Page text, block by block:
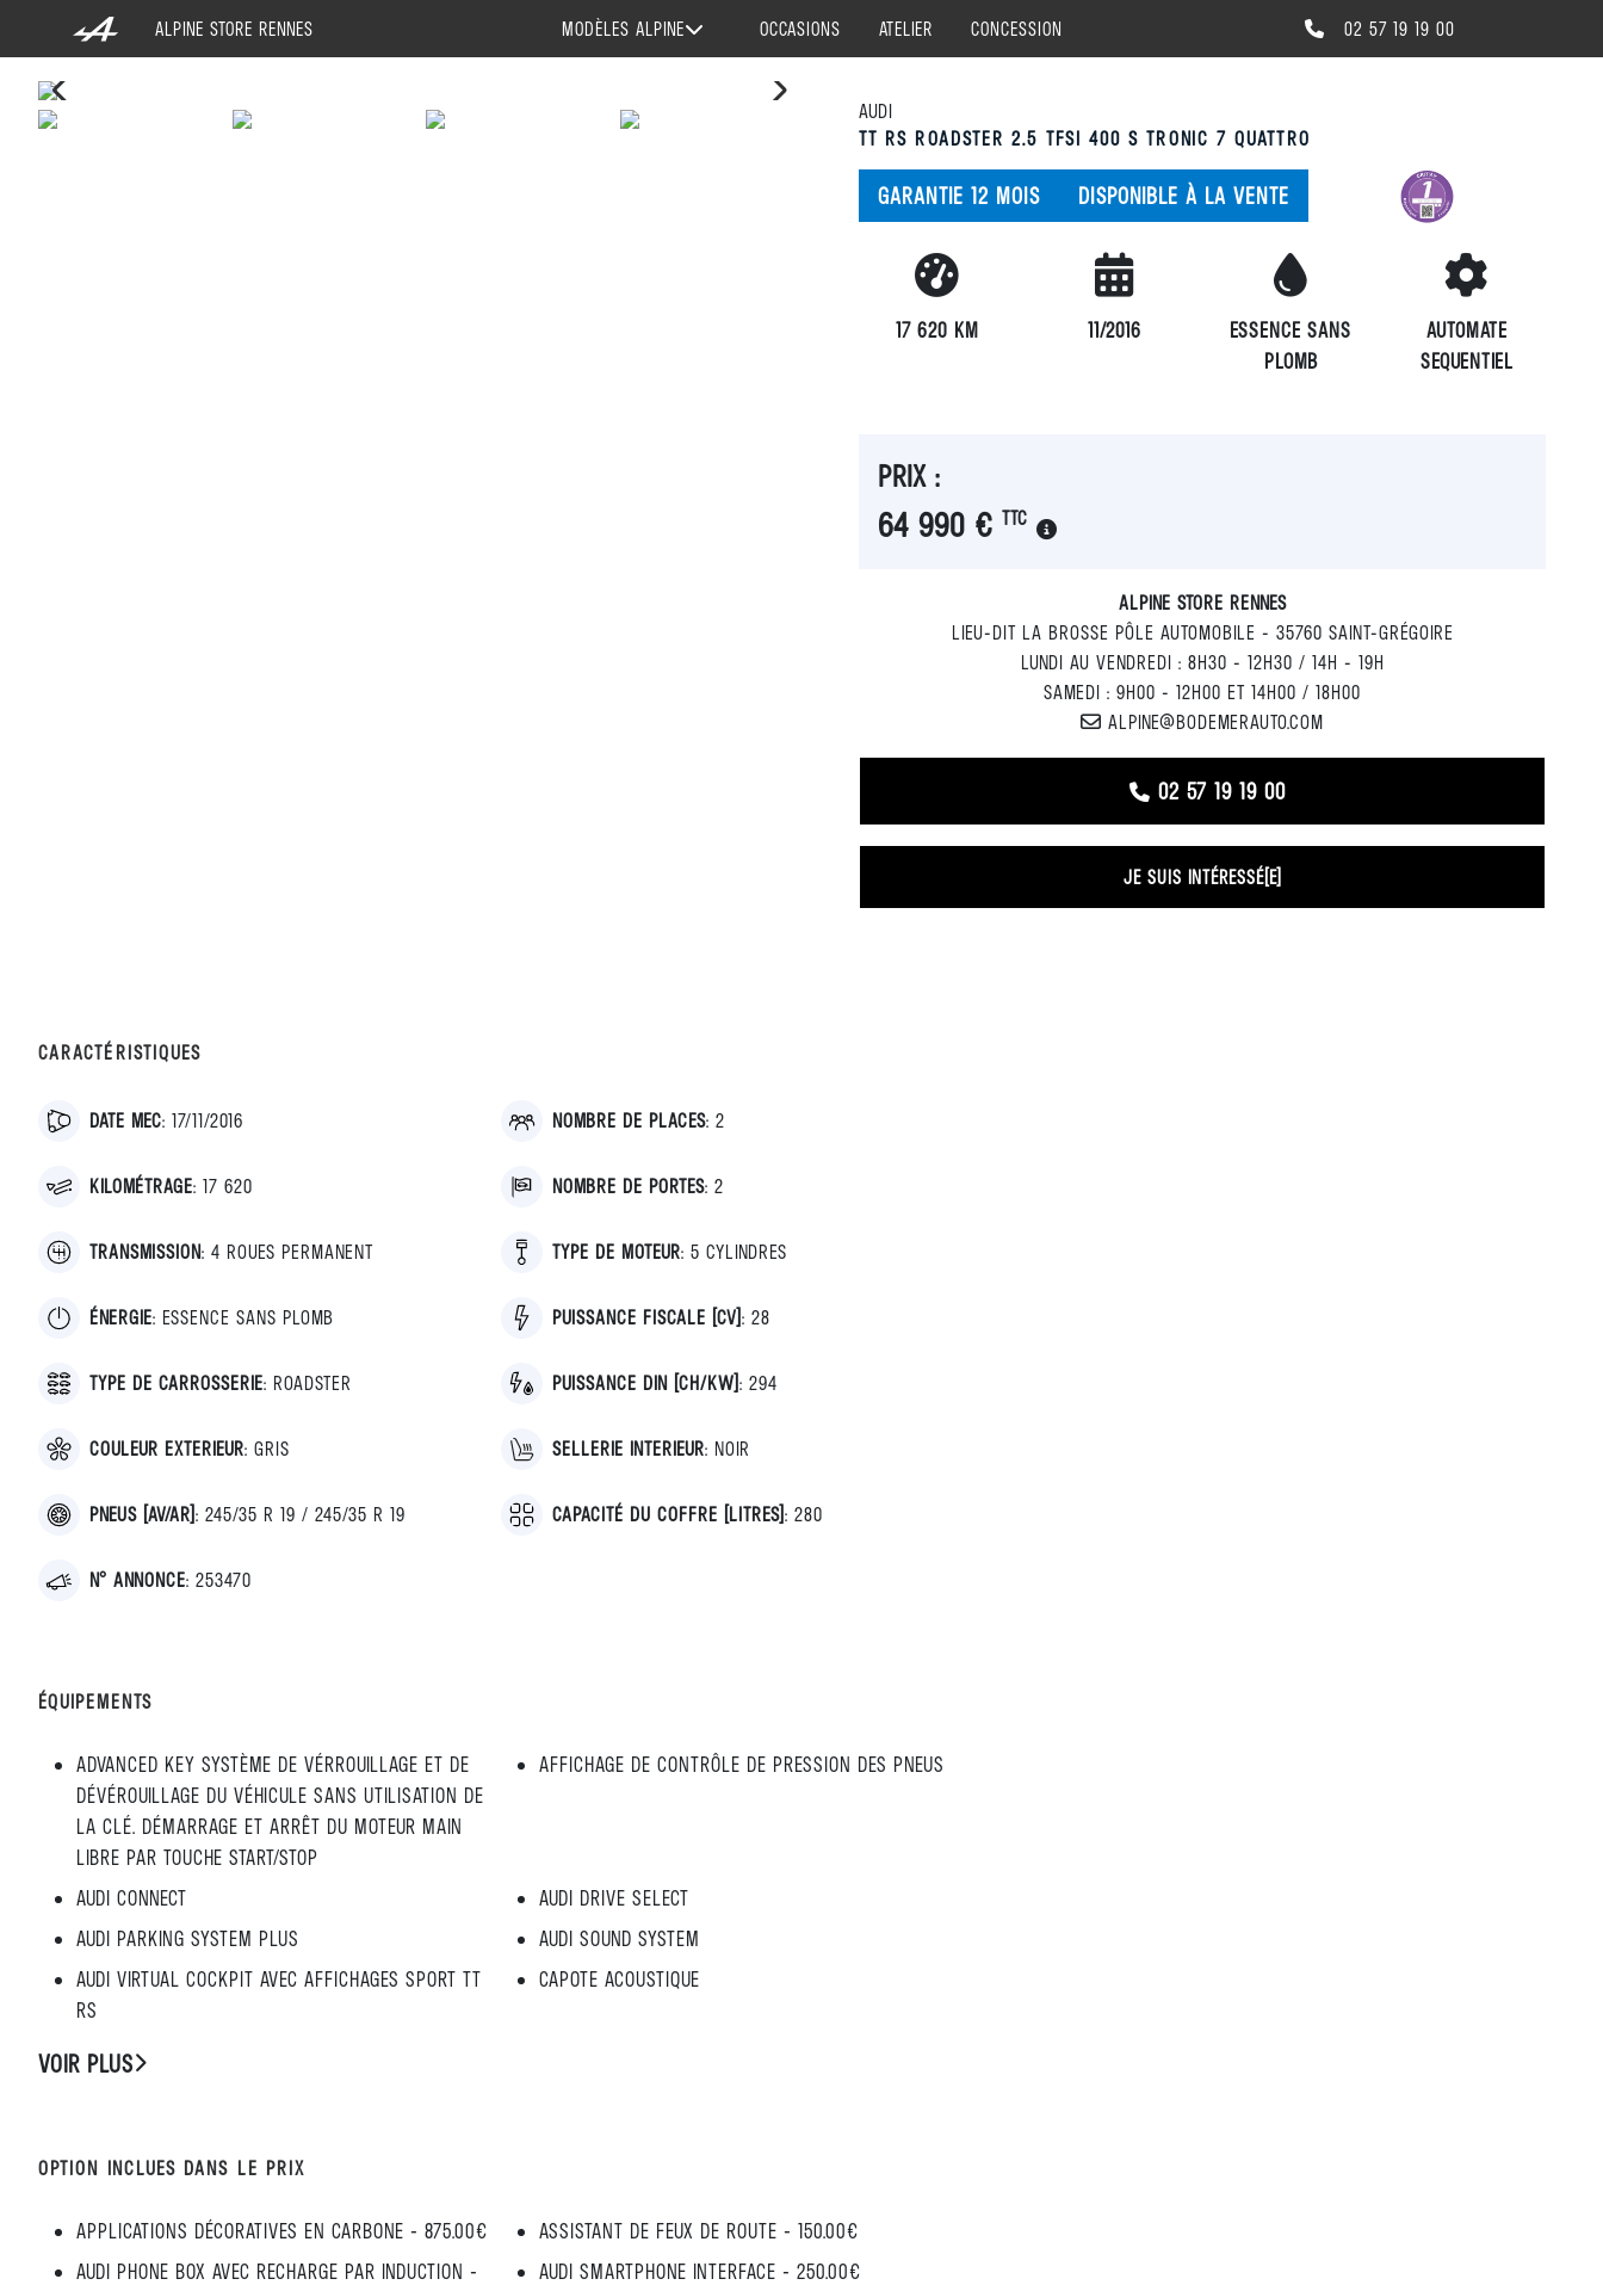
ALPINE STORE RENNES MODÈLES ALPINE OCCASIONS ATELIER CONCESSION 02 57 19 19 00
AUDI
TT RS ROADSTER 2.5 TFSI 400 S TRONIC 7 QUATTRO
GARANTIE 12 MOIS DISPONIBLE À LA VENTE
17 620 KM 11/2016
ESSENCE SANS
PLOMB
AUTOMATE
SEQUENTIEL
PRIX :
64 990 € TTC
ALPINE STORE RENNES
LIEU-DIT LA BROSSE PÔLE AUTOMOBILE - 35760 SAINT-GRÉGOIRE
LUNDI AU VENDREDI : 8H30 - 12H30 / 14H - 19H
SAMEDI : 9H00 - 12H00 ET 14H00 / 18H00
ALPINE@BODEMERAUTO.COM
02 57 19 19 00
JE SUIS INTÉRESSÉ(E)
CARACTÉRISTIQUES
DATE MEC: 17/11/2016 NOMBRE DE PLACES: 2
KILOMÉTRAGE: 17 620 NOMBRE DE PORTES: 2
TRANSMISSION: 4 ROUES PERMANENT TYPE DE MOTEUR: 5 CYLINDRES
ÉNERGIE: ESSENCE SANS PLOMB PUISSANCE FISCALE [CV]: 28
TYPE DE CARROSSERIE: ROADSTER PUISSANCE DIN [CH/KW]: 294
COULEUR EXTERIEUR: GRIS SELLERIE INTERIEUR: NOIR
PNEUS [AV/AR]: 245/35 R 19 / 245/35 R 19 CAPACITÉ DU COFFRE [LITRES]: 280
N° ANNONCE: 253470
ÉQUIPEMENTS
ADVANCED KEY SYSTÈME DE VÉRROUILLAGE ET DE
DÉVÉROUILLAGE DU VÉHICULE SANS UTILISATION DE
LA CLÉ. DÉMARRAGE ET ARRÊT DU MOTEUR MAIN
LIBRE PAR TOUCHE START/STOP
AFFICHAGE DE CONTRÔLE DE PRESSION DES PNEUS
AUDI CONNECT
AUDI DRIVE SELECT
AUDI PARKING SYSTEM PLUS
AUDI SOUND SYSTEM
AUDI VIRTUAL COCKPIT AVEC AFFICHAGES SPORT TT
RS
CAPOTE ACOUSTIQUE
VOIR PLUS
OPTION INCLUES DANS LE PRIX
APPLICATIONS DÉCORATIVES EN CARBONE - 875.00€
ASSISTANT DE FEUX DE ROUTE - 150.00€
AUDI PHONE BOX AVEC RECHARGE PAR INDUCTION -
AUDI SMARTPHONE INTERFACE - 250.00€
PANNEAU DE GESTION DES COOKIES